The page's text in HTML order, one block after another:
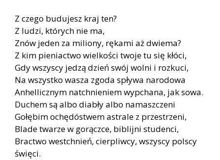
Z czego budujesz kraj ten?
Z ludzi, których nie ma,
Znów jeden za miliony, rękami aż dwiema?
Z kim pieniactwo wielkości twoje tu się kłóci,
Gdy wszyscy jedzą dzień swój wolni i rozkuci,
Na wszystko wasza zgoda spływa narodowa
Anhellicznym natchnieniem wypchana, jak sowa.
Duchem są albo diabły albo namaszczeni
Gołębim ochędóstwem astrale z przestrzeni,
Blade twarze w gorączce, biblijni studenci,
Bractwo westchnień, cierpliwcy, wszyscy polscy
święci.